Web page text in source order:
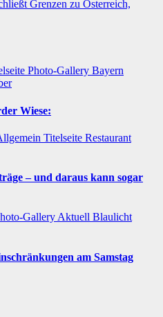
Grenzen zu Österreich,
Photo-Gallery Bayern
Wiese:
Titelseite Restaurant
– und daraus kann sogar
GalleryAktuell Blaulicht
am Samstag